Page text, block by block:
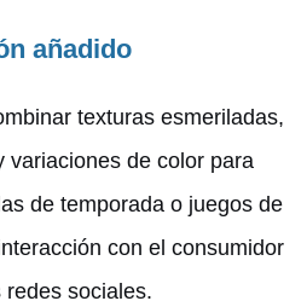
añadido
texturas esmeriladas,
variaciones de color para
de temporada o juegos de
con el consumidor
sociales.